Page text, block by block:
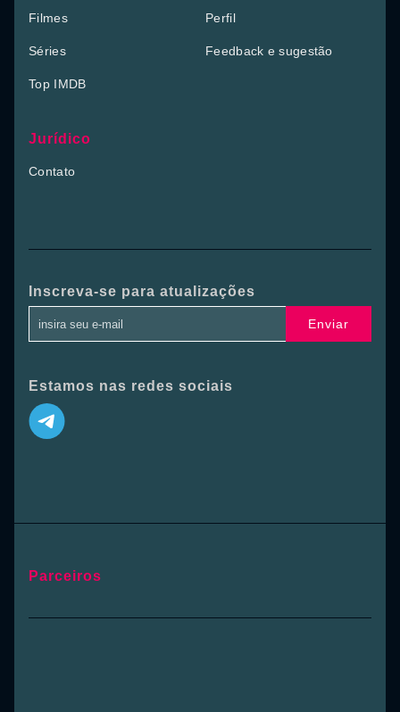
Filmes
Séries
Top IMDB
Perfil
Feedback e sugestão
Jurídico
Contato
Inscreva-se para atualizações
Enviar
Estamos nas redes sociais
Parceiros